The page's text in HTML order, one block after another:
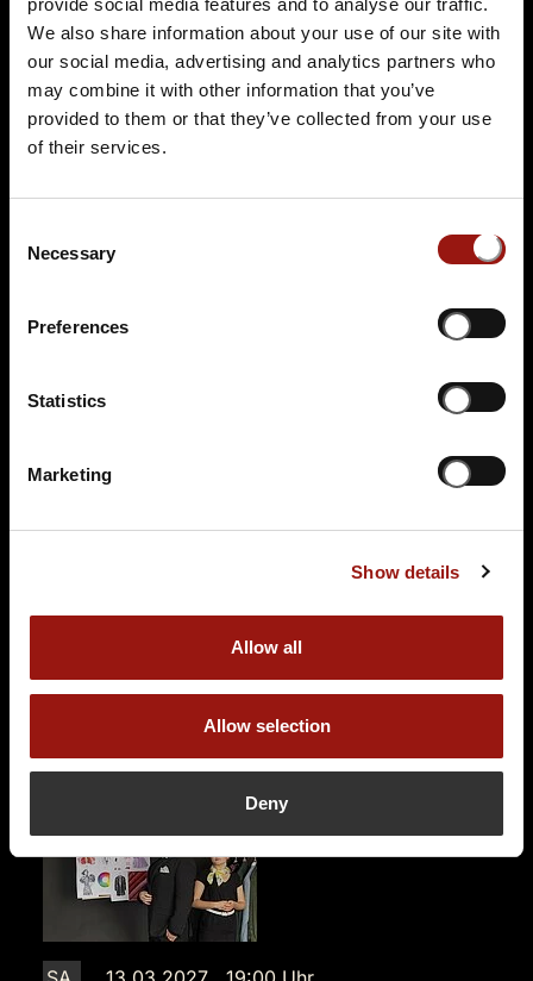
provide social media features and to analyse our traffic.
We also share information about your use of our site with
our social media, advertising and analytics partners who
may combine it with other information that you’ve
provided to them or that they’ve collected from your use
of their services.
Selection
Necessary
Preferences
Statistics
Marketing
Show details
Allow all
Allow selection
Deny
74855 Haßmersheim
Auf der Karte anzeigen
89,90 €
Eine Leiche im Louvre
89,90 €
Tickets kaufen